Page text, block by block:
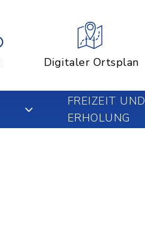
Digitaler Ortsplan
FREIZEIT UND
ERHOLUNG